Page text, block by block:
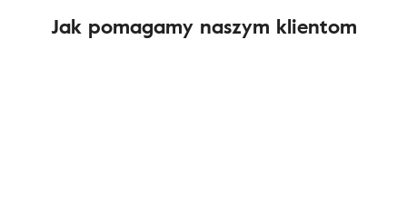
Jak pomagamy naszym klientom